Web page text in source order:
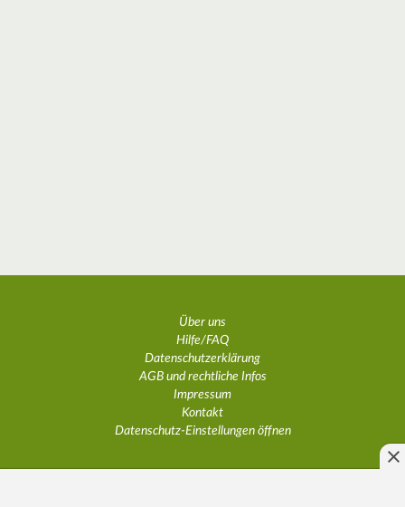
Über uns
Hilfe/FAQ
Datenschutzerklärung
AGB und rechtliche Infos
Impressum
Kontakt
Datenschutz-Einstellungen öffnen